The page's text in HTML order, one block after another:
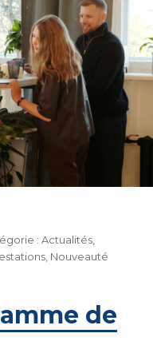
Catégories
Actualités,
, Nouveauté
de